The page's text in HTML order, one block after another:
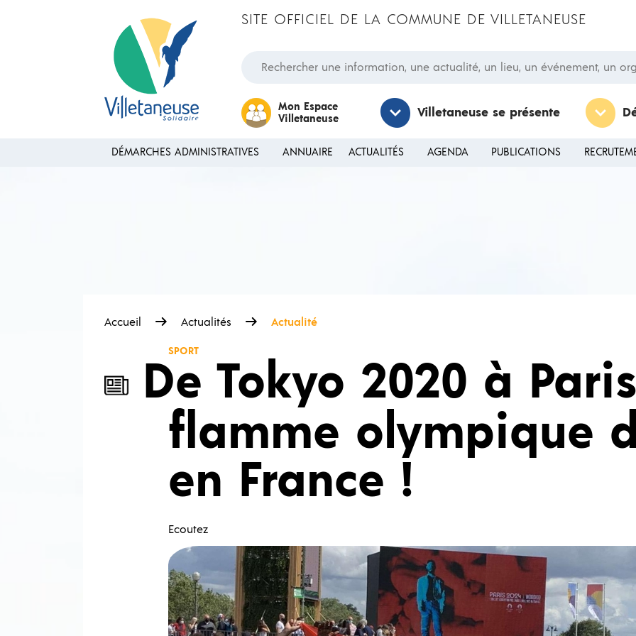
SITE OFFICIEL DE LA COMMUNE DE VILLETANEUSE
Rechercher une information, une actualité, un lieu, un événement, un
Mon Espace
Villetaneuse
Villetaneuse se présente
DÉMARCHES ADMINISTRATIVES ANNUAIRE ACTUALITÉS AGENDA PUBLICATIONS
Accueil Actualités Actualité
SPORT
De Tokyo 2020 à
flamme olympique
en France !
Ecoutez